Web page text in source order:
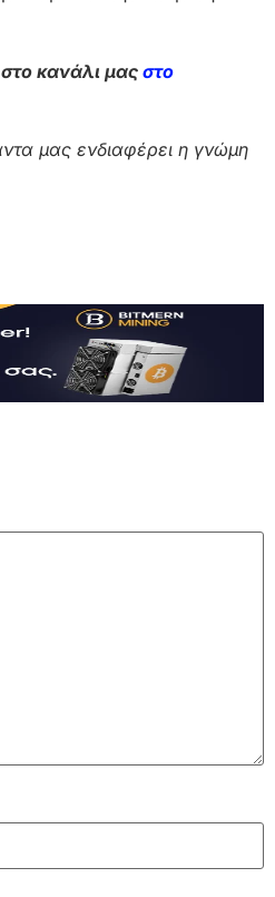
κανάλι μαςστο
μας ενδιαφέρει η γνώμη